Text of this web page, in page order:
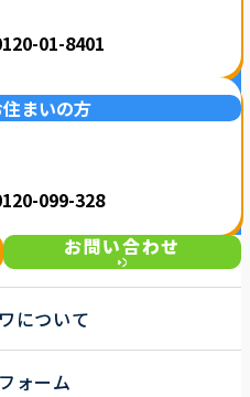
01-8401
まいの方
099-328
お問い合わせ
について
業紹介
ォーム